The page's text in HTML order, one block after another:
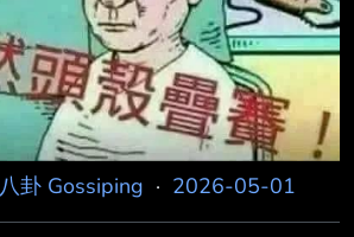
八卦 Gossiping · 2026-05-01